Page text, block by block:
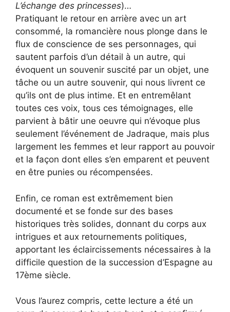
L’échange des princesses)…
Pratiquant le retour en arrière avec un art
consommé, la romancière nous plonge dans le
flux de conscience de ses personnages, qui
sautent parfois d’un détail à un autre, qui
évoquent un souvenir suscité par un objet, une
tâche ou un autre souvenir, qui nous livrent ce
qu’ils ont de plus intime. Et en entremêlant
toutes ces voix, tous ces témoignages, elle
parvient à bâtir une oeuvre qui n’évoque plus
seulement l’événement de Jadraque, mais plus
largement les femmes et leur rapport au pouvoir
et la façon dont elles s’en emparent et peuvent
en être punies ou récompensées.
Enfin, ce roman est extrêmement bien
documenté et se fonde sur des bases
historiques très solides, donnant du corps aux
intrigues et aux retournements politiques,
apportant les éclaircissements nécessaires à la
difficile question de la succession d’Espagne au
17ème siècle.
Vous l’aurez compris, cette lecture a été un